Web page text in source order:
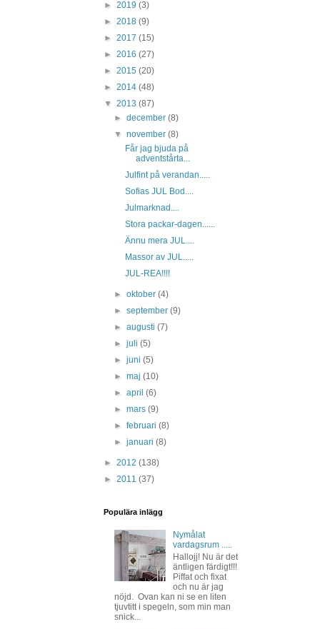
► 2019 (3)
► 2018 (9)
► 2017 (15)
► 2016 (27)
► 2015 (20)
► 2014 (48)
▼ 2013 (87)
►december(8)
▼november(8)
Får jag bjuda på
adventstårta...
Julfint på verandan.....
Sofias JUL Bod....
Julmarknad....
Stora packar-dagen......
Ännu mera JUL....
Massor av JUL.....
JUL-REA!!!!
►oktober(4)
►september(9)
►augusti(7)
►juli(5)
►juni(5)
►maj(10)
►april(6)
►mars(9)
►februari(8)
►januari(8)
► 2012 (138)
► 2011 (37)
Populära inlägg
Nymålat
vardagsrum .....
Hallojj! Nu är det
äntligen färdigt!!!
Piffat och fixat
och nu är jag
nöjd. Ovan kan ni se en liten
tjuvtitt i spegeln, som min man
snick...